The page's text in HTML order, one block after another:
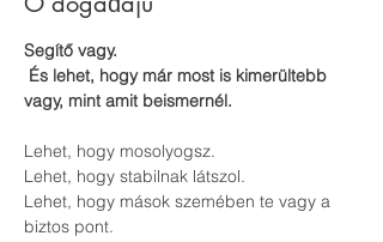
Segítő vagy.
És lehet, hogy már most is kimerültebb
vagy, mint amit beismernél.
Lehet, hogy mosolyogsz.
Lehet, hogy stabilnak látszol.
Lehet, hogy mások szemében te vagy a
biztos pont.